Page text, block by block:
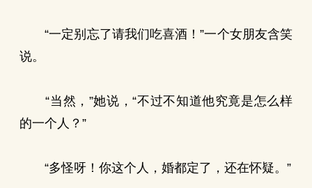
“一定别忘了请我们吃喜酒！”一个女朋友含笑
说。
“当然，”她说，“不过不知道他究竟是怎么样
的一个人？”
“多怪呀！你这个人，婚都定了，还在怀疑。”